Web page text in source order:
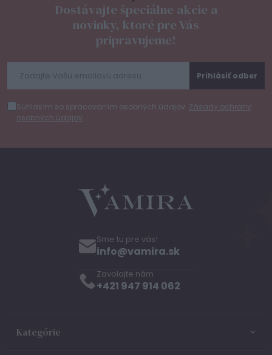
Dostávajte špeciálne akcie a
novinky, ktoré pre Vás
pripravujeme!
Súhlasím so spracovaním osobných údajov. Zásady ochrany
osobných údajov.
Prihlásiť odber
Sme tu pre vás!
info@vamira.sk
Zavolajte nám
+421 947 914 062
Kategórie